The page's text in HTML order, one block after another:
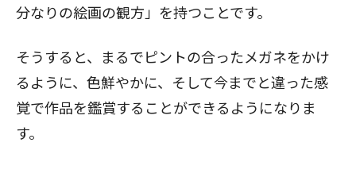
分なりの絵画の観方」を持つことです。
そうすると、まるでピントの合ったメガネをかけ
るように、色鮮やかに、そして今までと違った感
覚で作品を鑑賞することができるようになりま
す。